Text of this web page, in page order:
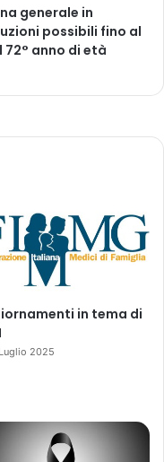
generale in
possibili fino al
anno di età
in tema di
2025